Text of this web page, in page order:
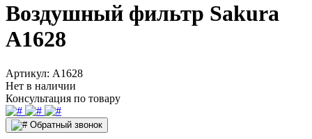
Воздушный фильтр Sakura
A1628
Артикул: A1628
Нет в наличии
Консультация по товару
Обратный звонок